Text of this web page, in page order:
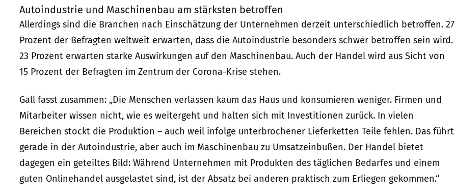
Autoindustrie und Maschinenbau am stärksten betroffen
Allerdings sind die Branchen nach Einschätzung der Unternehmen derzeit unterschiedlich betroffen. 27
Prozent der Befragten weltweit erwarten, dass die Autoindustrie besonders schwer betroffen sein wird.
23 Prozent erwarten starke Auswirkungen auf den Maschinenbau. Auch der Handel wird aus Sicht von
15 Prozent der Befragten im Zentrum der Corona-Krise stehen.
Gall fasst zusammen: „Die Menschen verlassen kaum das Haus und konsumieren weniger. Firmen und
Mitarbeiter wissen nicht, wie es weitergeht und halten sich mit Investitionen zurück. In vielen
Bereichen stockt die Produktion – auch weil infolge unterbrochener Lieferketten Teile fehlen. Das führt
gerade in der Autoindustrie, aber auch im Maschinenbau zu Umsatzeinbußen. Der Handel bietet
dagegen ein geteiltes Bild: Während Unternehmen mit Produkten des täglichen Bedarfes und einem
guten Onlinehandel ausgelastet sind, ist der Absatz bei anderen praktisch zum Erliegen gekommen.“